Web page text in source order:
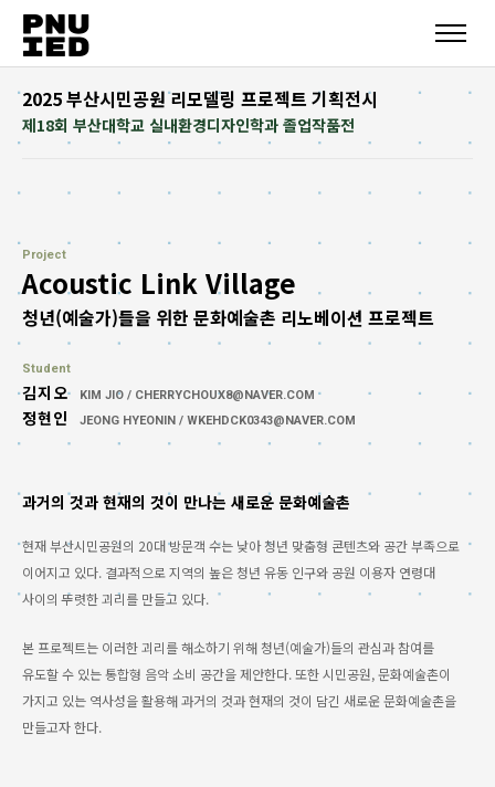
2025 부산시민공원 리모델링 프로젝트 기획전시
제18회 부산대학교 실내환경디자인학과 졸업작품전
Project
Acoustic Link Village
청년(예술가)들을 위한 문화예술촌 리노베이션 프로젝트
Student
김지오 KIM JIO / CHERRYCHOUX8@NAVER.COM
정현인 JEONG HYEONIN / WKEHDCK0343@NAVER.COM
과거의 것과 현재의 것이 만나는 새로운 문화예술촌
현재 부산시민공원의 20대 방문객 수는 낮아 청년 맞춤형 콘텐츠와 공간 부족으로
이어지고 있다. 결과적으로 지역의 높은 청년 유동 인구와 공원 이용자 연령대
사이의 뚜렷한 괴리를 만들고 있다.
본 프로젝트는 이러한 괴리를 해소하기 위해 청년(예술가)들의 관심과 참여를
유도할 수 있는 통합형 음악 소비 공간을 제안한다. 또한 시민공원, 문화예술촌이
가지고 있는 역사성을 활용해 과거의 것과 현재의 것이 담긴 새로운 문화예술촌을
만들고자 한다.